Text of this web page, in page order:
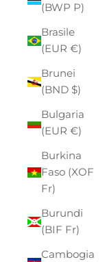
(BWP P)
Brasile
(EUR €)
Brunei
(BND $)
Bulgaria
(EUR €)
Burkina
Faso (XOF
Fr)
Burundi
(BIF Fr)
Cambogia